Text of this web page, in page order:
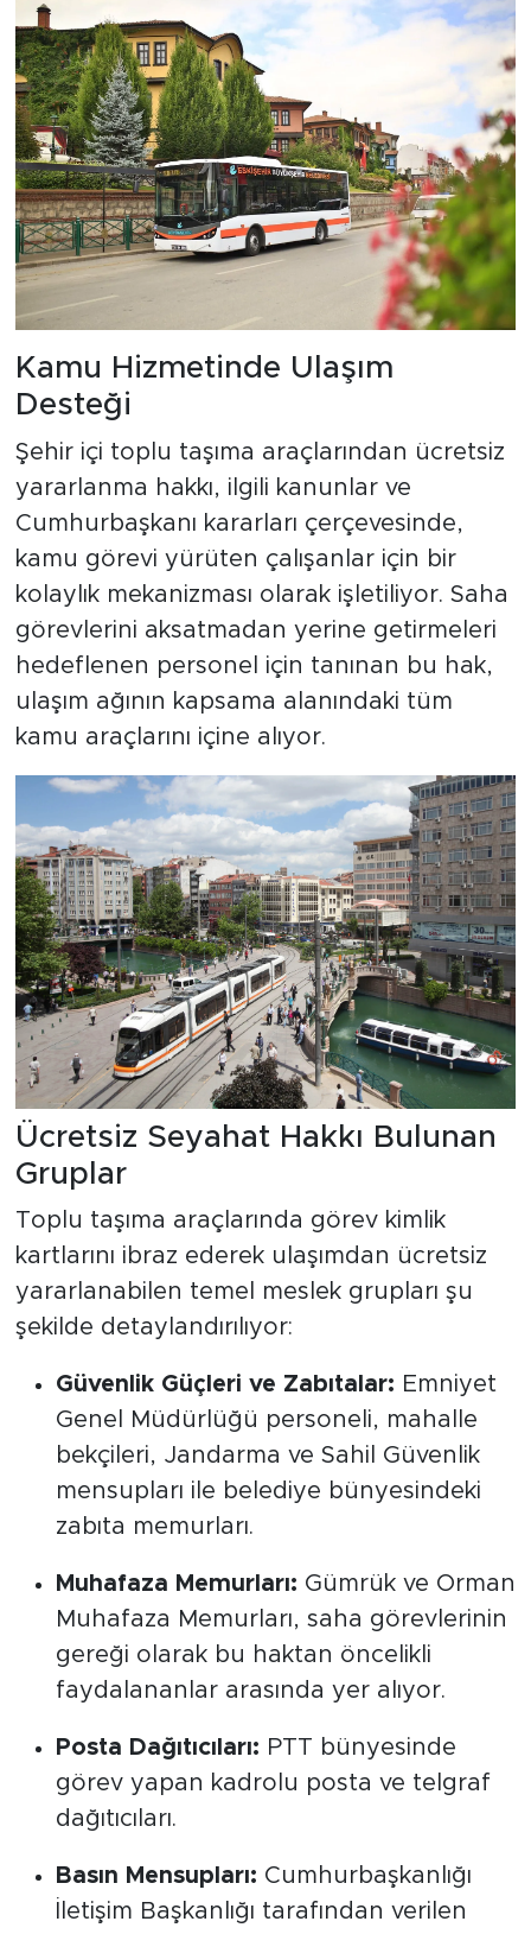
Kamu Hizmetinde Ulaşım
Desteği
Şehir içi toplu taşıma araçlarından ücretsiz
yararlanma hakkı, ilgili kanunlar ve
Cumhurbaşkanı kararları çerçevesinde,
kamu görevi yürüten çalışanlar için bir
kolaylık mekanizması olarak işletiliyor. Saha
görevlerini aksatmadan yerine getirmeleri
hedeflenen personel için tanınan bu hak,
ulaşım ağının kapsama alanındaki tüm
kamu araçlarını içine alıyor.
Ücretsiz Seyahat Hakkı Bulunan
Gruplar
Toplu taşıma araçlarında görev kimlik
kartlarını ibraz ederek ulaşımdan ücretsiz
yararlanabilen temel meslek grupları şu
şekilde detaylandırılıyor:
Güvenlik Güçleri ve Zabıtalar: Emniyet
Genel Müdürlüğü personeli, mahalle
bekçileri, Jandarma ve Sahil Güvenlik
mensupları ile belediye bünyesindeki
zabıta memurları.
Muhafaza Memurları: Gümrük ve Orman
Muhafaza Memurları, saha görevlerinin
gereği olarak bu haktan öncelikli
faydalananlar arasında yer alıyor.
Posta Dağıtıcıları: PTT bünyesinde
görev yapan kadrolu posta ve telgraf
dağıtıcıları.
Basın Mensupları: Cumhurbaşkanlığı
İletişim Başkanlığı tarafından verilen